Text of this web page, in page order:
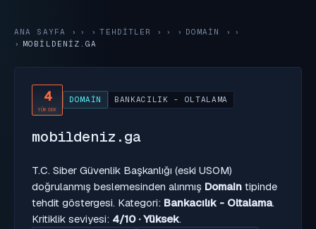
ANA SAYFA › TEHDITLER › DOMAIN
›
MOBILDENIZ.GA
4
YÜKSEK
DOMAIN BANKACILIK - OLTALAMA
mobildeniz.ga
T.C. Siber Güvenlik Başkanlığı (eski USOM)
doğrulanmış beslemesinden alınmış Domain tipinde
tehdit göstergesi. Kategori: Bankacılık - Oltalama.
Kritiklik seviyesi: 4/10 · Yüksek.